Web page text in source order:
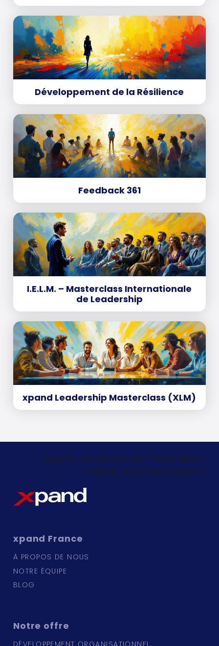
Développement de la Résilience
Feedback 361
I.E.L.M. – Masterclass Internationale
de Leadership
xpand Leadership Masterclass (XLM)
[xpand_shortlink prefix="Seite teilen:"
copied_text="Link kopiert!"]
xpand France
À PROPOS DE NOUS
NOTRE ÉQUIPE
BLOG
Notre offre